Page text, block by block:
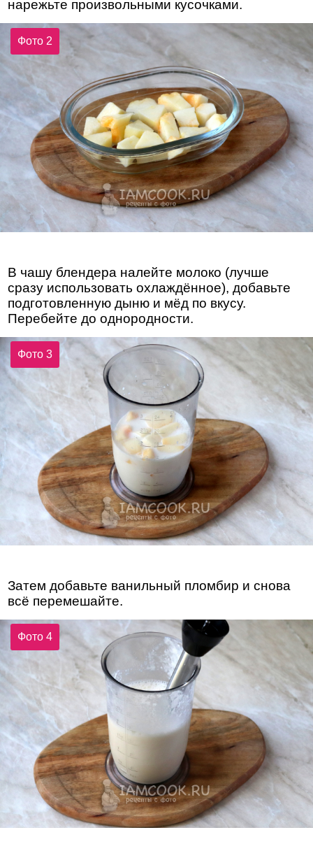
нарежьте произвольными кусочками.
Фото 2
В чашу блендера налейте молоко (лучше
сразу использовать охлаждённое), добавьте
подготовленную дыню и мёд по вкусу.
Перебейте до однородности.
Фото 3
Затем добавьте ванильный пломбир и снова
всё перемешайте.
Фото 4